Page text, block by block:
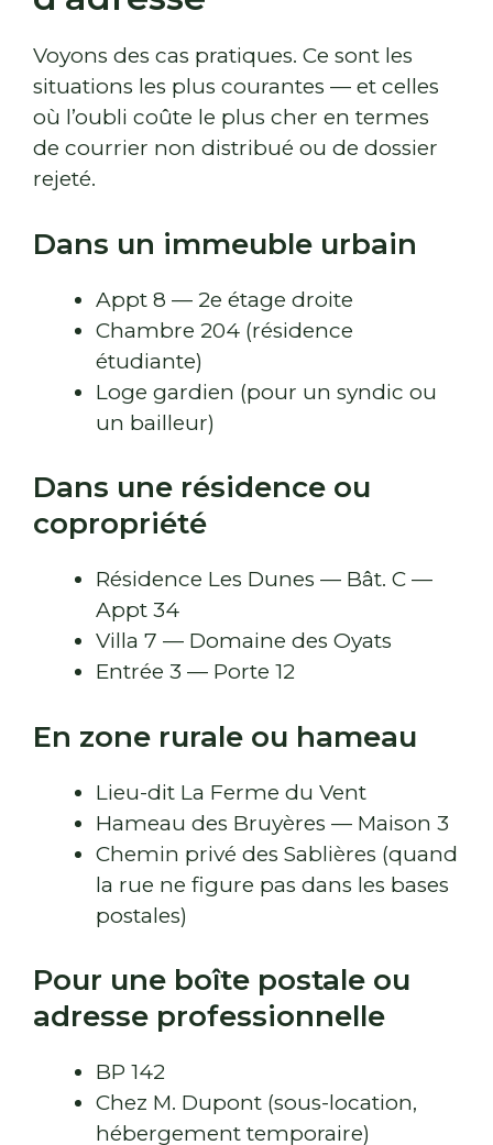
Voyons des cas pratiques. Ce sont les
situations les plus courantes — et celles
où l’oubli coûte le plus cher en termes
de courrier non distribué ou de dossier
rejeté.
Dans un immeuble urbain
Appt 8 — 2e étage droite
Chambre 204 (résidence
étudiante)
Loge gardien (pour un syndic ou
un bailleur)
Dans une résidence ou
copropriété
Résidence Les Dunes — Bât. C —
Appt 34
Villa 7 — Domaine des Oyats
Entrée 3 — Porte 12
En zone rurale ou hameau
Lieu-dit La Ferme du Vent
Hameau des Bruyères — Maison 3
Chemin privé des Sablières (quand
la rue ne figure pas dans les bases
postales)
Pour une boîte postale ou
adresse professionnelle
BP 142
Chez M. Dupont (sous-location,
hébergement temporaire)